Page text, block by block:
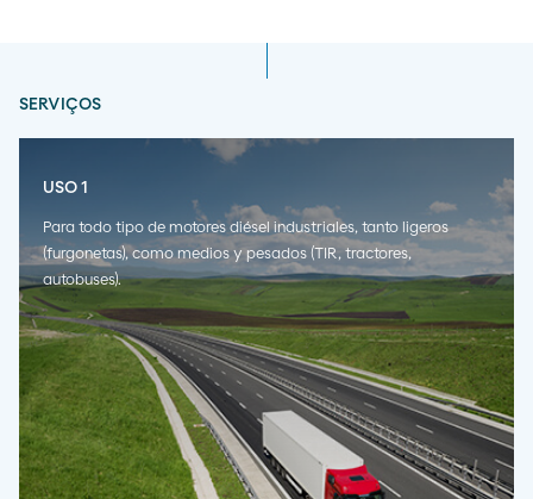
SERVIÇOS
USO 1
Para todo tipo de motores diésel industriales, tanto ligeros
(furgonetas), como medios y pesados (TIR, tractores,
autobuses).